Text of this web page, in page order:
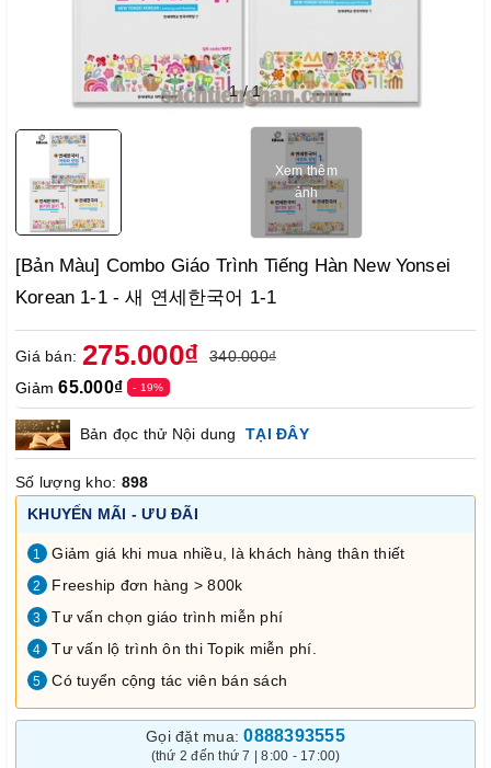
1/1
Xem thêm
ảnh
[Bản Màu] Combo Giáo Trình Tiếng Hàn New Yonsei
Korean 1-1 - 새 연세한국어 1-1
Giá bán: 275.000₫
340.000₫
Giảm65.000₫ - 19%
Bản đọc thử Nội dung TẠI ĐÂY
Số lượng kho: 898
KHUYẾN MÃI - ƯU ĐÃI
1 Giảm giá khi mua nhiều, là khách hàng thân thiết
2 Freeship đơn hàng > 800k
3 Tư vấn chọn giáo trình miễn phí
4 Tư vấn lộ trình ôn thi Topik miễn phí.
5 Có tuyển cộng tác viên bán sách
Gọi đặt mua:0888393555
(thứ 2 đến thứ 7 | 8:00 - 17:00)